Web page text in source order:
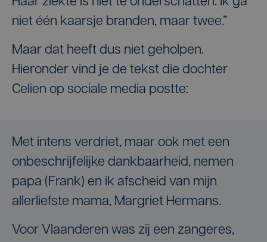
niet één kaarsje branden, maar twee.”
Maar dat heeft dus niet geholpen.
Hieronder vind je de tekst die dochter
Celien op sociale media postte:
Met intens verdriet, maar ook met een
onbeschrijfelijke dankbaarheid, nemen
papa (Frank) en ik afscheid van mijn
allerliefste mama, Margriet Hermans.
Voor Vlaanderen was zij een zangeres,